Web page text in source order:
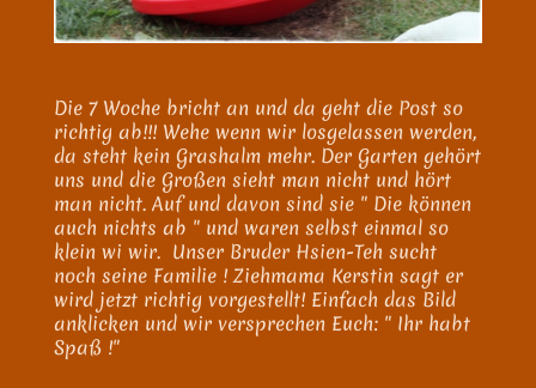
Die 7 Woche bricht an und da geht die Post so
richtig ab!!! Wehe wenn wir losgelassen werden,
da steht kein Grashalm mehr. Der Garten gehört
uns und die Großen sieht man nicht und hört
man nicht. Auf und davon sind sie " Die können
auch nichts ab " und waren selbst einmal so
klein wi wir. Unser Bruder Hsien-Teh sucht
noch seine Familie ! Ziehmama Kerstin sagt er
wird jetzt richtig vorgestellt! Einfach das Bild
anklicken und wir versprechen Euch: " Ihr habt
Spaß !"